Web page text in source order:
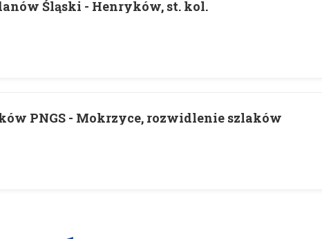
Śląski - Henryków, st. kol.
PNGS - Mokrzyce, rozwidlenie szlaków